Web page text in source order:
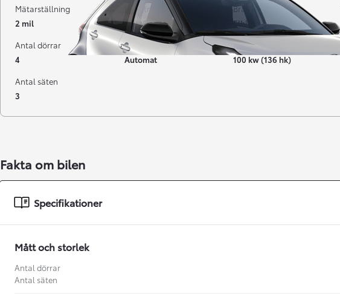
Från 238 900 kr
GR Yaris
Mätarställning
2 mil
Registrerad
06-2026
Bränsle
Elbil
Antal dörrar
4
Växellåda
Automat
Effekt
100 kw (136 hk)
Antal säten
3
Fakta om bilen
Specifikationer
Mått och storlek
Antal dörrar
Antal säten